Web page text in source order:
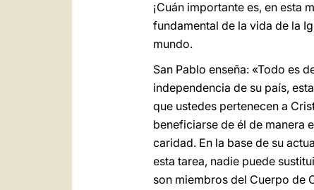
¡Cuán importante es, en esta
fundamental de la vida de la
mundo.
San Pablo enseña: «Todo es
independencia de su país,
que ustedes pertenecen a
beneficiarse de él de manera
caridad. En la base de su
esta tarea, nadie puede
son miembros del Cuerpo de